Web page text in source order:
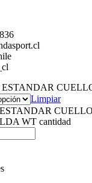
Limpiar
WT cantidad